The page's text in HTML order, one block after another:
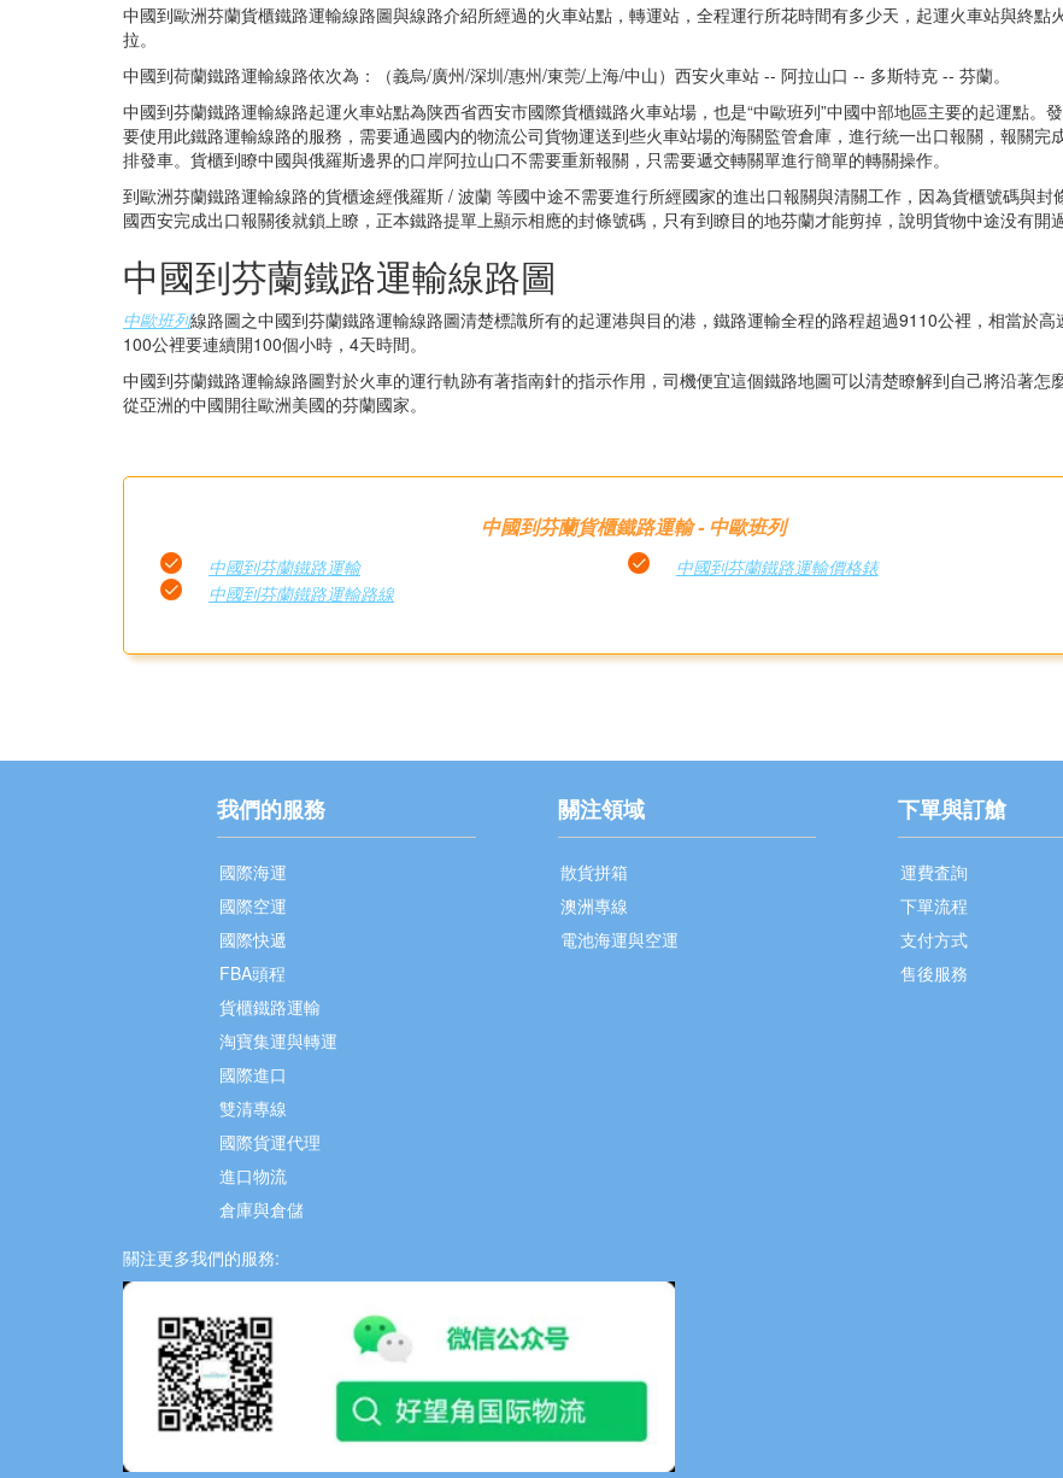
中國到歐洲芬蘭貨櫃鐵路運輸線路圖與線路介紹所經過的火車站點，轉運站，全程運行所花時間有多少天，起運火車站與終點
拉。
中國到荷蘭鐵路運輸線路依次為：（義烏/廣州/深圳/惠州/東莞/上海/中山）西安火車站 -- 阿拉山口 -- 多斯特克 -- 芬蘭。
中國到芬蘭鐵路運輸線路起運火車站點為陕西省西安市國際貨櫃鐵路火車站場，也是“中歐班列”中國中部地區主要的起運點。
要使用此鐵路運輸線路的服務，需要通過國内的物流公司貨物運送到些火車站場的海關監管倉庫，進行統一出口報關，報關完
排發車。貨櫃到瞭中國與俄羅斯邊界的口岸阿拉山口不需要重新報關，只需要遞交轉關單進行簡單的轉關操作。
到歐洲芬蘭鐵路運輸線路的貨櫃途經俄羅斯 / 波蘭 等國中途不需要進行所經國家的進出口報關與清關工作，因為貨櫃號碼與封
國西安完成出口報關後就鎖上瞭，正本鐵路提單上顯示相應的封條號碼，只有到瞭目的地芬蘭才能剪掉，說明貨物中途没有開過
中國到芬蘭鐵路運輸線路圖
中歐班列線路圖之中國到芬蘭鐵路運輸線路圖清楚標識所有的起運港與目的港，鐵路運輸全程的路程超過9110公裡，相當於高
100公裡要連續開100個小時，4天時間。
中國到芬蘭鐵路運輸線路圖對於火車的運行軌跡有著指南針的指示作用，司機便宜這個鐵路地圖可以清楚瞭解到自己將沿著怎
從亞洲的中國開往歐洲美國的芬蘭國家。
中國到芬蘭貨櫃鐵路運輸 - 中歐班列
中國到芬蘭鐵路運輸
中國到芬蘭鐵路運輸價格錶
中國到芬蘭鐵路運輸路線
我們的服務
國際海運
國際空運
國際快遞
FBA頭程
貨櫃鐵路運輸
淘寶集運與轉運
國際進口
雙清專線
國際貨運代理
進口物流
倉庫與倉儲
關注領域
散貨拼箱
澳洲專線
電池海運與空運
下單與訂艙
運費査詢
下單流程
支付方式
售後服務
關注更多我們的服務: